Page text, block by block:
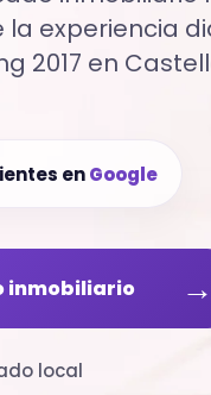
experiencia
2017 en
enGoogle
inmobiliario →
local